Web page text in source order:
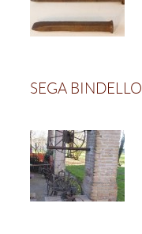
SEGA BINDELLO